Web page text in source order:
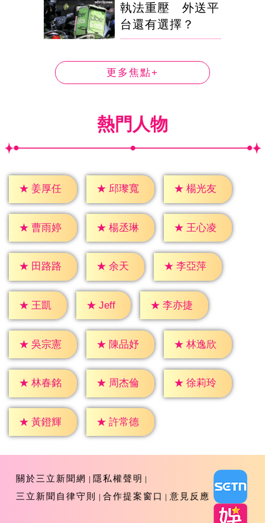
執法重壓 外送平
台還有選擇？
更多焦點+
熱門人物
★ 姜厚任 ★ 邱瓈寬 ★ 楊光友
★ 曹雨婷 ★ 楊丞琳 ★ 王心凌
★ 田路路 ★ 余天 ★ 李亞萍
★ 王凱 ★ Jeff ★ 李亦捷
★ 吳宗憲 ★ 陳品妤 ★ 林逸欣
★ 林春銘 ★ 周杰倫 ★ 徐莉玲
★ 黃鐙輝 ★ 許常德
關於三立新聞網
隱私權聲明
三立新聞自律守則
合作提案窗口 意見反應